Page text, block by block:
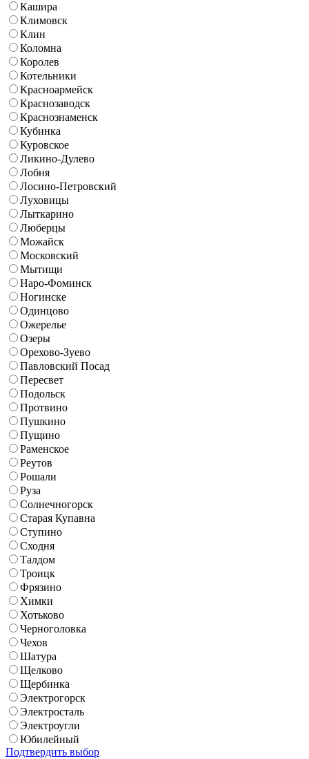
Кашира
Климовск
Клин
Коломна
Королев
Котельники
Красноармейск
Краснозаводск
Краснознаменск
Кубинка
Куровское
Ликино-Дулево
Лобня
Лосино-Петровский
Луховицы
Лыткарино
Люберцы
Можайск
Московский
Мытищи
Наро-Фоминск
Ногинске
Одинцово
Ожерелье
Озеры
Орехово-Зуево
Павловский Посад
Пересвет
Подольск
Протвино
Пушкино
Пущино
Раменское
Реутов
Рошали
Руза
Солнечногорск
Старая Купавна
Ступино
Сходня
Талдом
Троицк
Фрязино
Химки
Хотьково
Черноголовка
Чехов
Шатура
Щелково
Щербинка
Электрогорск
Электросталь
Электроугли
Юбилейный
Подтвердить выбор